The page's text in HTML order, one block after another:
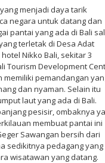
menjadi daya tarik
negara untuk datang dan
pantai yang ada di Bali
terletak di Desa Adat
Nikko Bali, sekitar 3
Tourism Development
memiliki pemandangan
dan nyaman. Selain itu
laut yang ada di Bali.
pesisir, ombaknya
membuat pantai ini
Sawangan bersih dari
sedikitnya pedagang yang
wisatawan yang datang.